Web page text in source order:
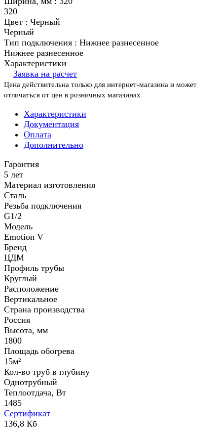
320
Цвет : Черный
Черный
Тип подключения : Нижнее разнесенное
Нижнее разнесенное
Характеристики
Заявка на расчет
Цена действительна только для интернет-магазина и может
отличаться от цен в розничных магазинах
Характеристики
Документация
Оплата
Дополнительно
Гарантия
5 лет
Материал изготовления
Сталь
Резьба подключения
G1/2
Модель
Emotion V
Бренд
ЦДМ
Профиль трубы
Круглый
Расположение
Вертикальное
Страна производства
Россия
Высота, мм
1800
Площадь обогрева
15м²
Кол-во труб в глубину
Однотрубный
Теплоотдача, Вт
1485
Сертификат
136,8 Кб